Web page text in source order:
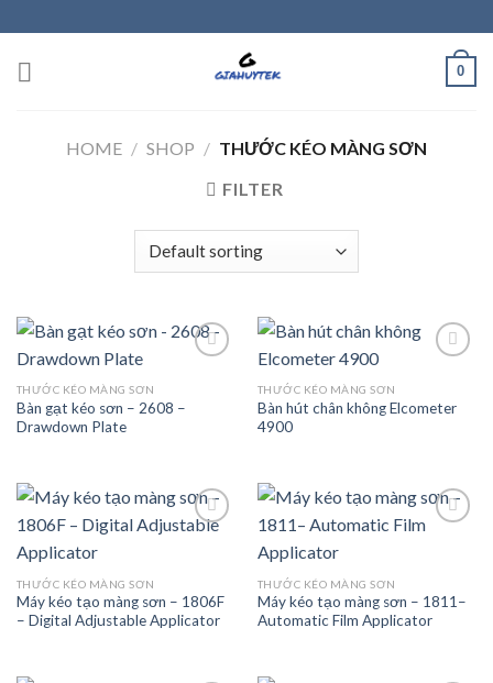
to
content
0
HOME / SHOP / THƯỚC KÉO MÀNG SƠN
FILTER
Add to
THƯỚC KÉO MÀNG SƠN
Bàn gạt kéo sơn – 2608 –
Drawdown Plate
Add to
THƯỚC KÉO MÀNG SƠN
Bàn hút chân không Elcometer
4900
THƯỚC KÉO MÀNG SƠN
Máy kéo tạo màng sơn – 1806F
– Digital Adjustable Applicator
THƯỚC KÉO MÀNG SƠN
Máy kéo tạo màng sơn – 1811–
Automatic Film Applicator